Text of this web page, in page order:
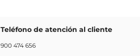
Teléfono de atención al cliente
900 474 656